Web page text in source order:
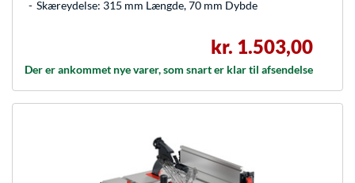
Skæreydelse: 315 mm Længde, 70 mm Dybde
kr. 1.503,00
Der er ankommet nye varer, som snart er klar til afsendelse